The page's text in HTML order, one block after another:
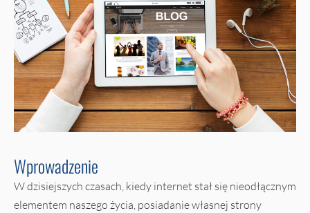
Wprowadzenie
W dzisiejszych czasach, kiedy internet stał się nieodłącznym
elementem naszego życia, posiadanie własnej strony